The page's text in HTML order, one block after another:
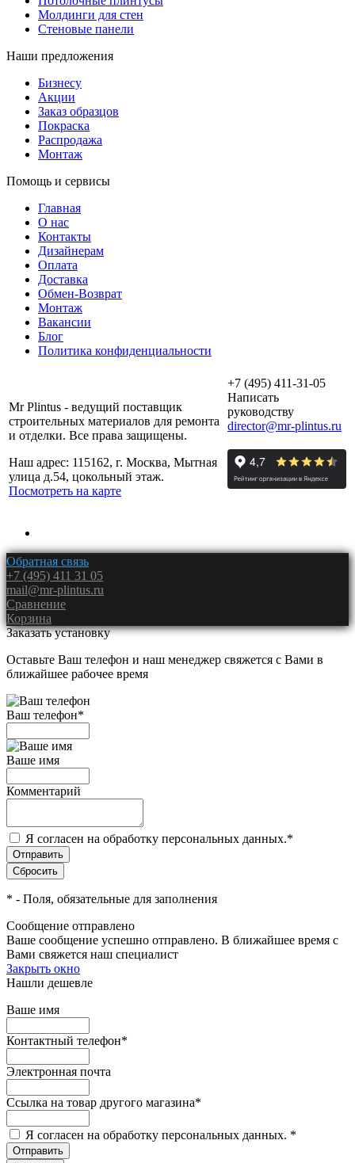
Молдинги для стен
Стеновые панели
Наши предложения
Бизнесу
Акции
Заказ образцов
Покраска
Распродажа
Монтаж
Помощь и сервисы
Главная
О нас
Контакты
Дизайнерам
Оплата
Доставка
Обмен-Возврат
Монтаж
Вакансии
Блог
Политика конфиденциальности
Mr Plintus - ведущий поставщик
строительных материалов для ремонта
и отделки. Все права защищены.
Наш адрес: 115162, г. Москва, Мытная
улица д.54, цокольный этаж.
Посмотреть на карте
+7 (495) 411-31-05
Написать
руководству
director@mr-plintus.ru
Обратная связь
+7 (495) 411 31 05
mail@mr-plintus.ru
Сравнение
Корзина
Заказать установку
Оставьте Ваш телефон и наш менеджер свяжется с Вами в
ближайшее рабочее время
Ваш телефон*
Ваше имя
Комментарий
Я согласен на обработку персональных данных.*
* - Поля, обязательные для заполнения
Сообщение отправлено
Ваше сообщение успешно отправлено. В ближайшее время с
Вами свяжется наш специалист
Закрыть окно
Нашли дешевле
Ваше имя
Контактный телефон*
Электронная почта
Ссылка на товар другого магазина*
Я согласен на обработку персональных данных. *